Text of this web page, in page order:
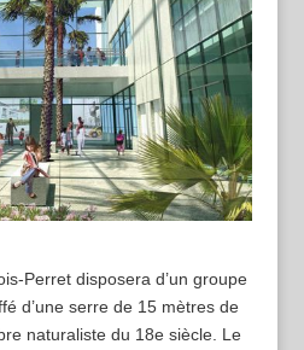
Perret disposera d’un groupe
d’une serre de 15 mètres de
naturaliste du 18e siècle. Le